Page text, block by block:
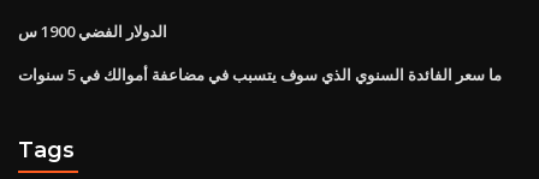
الدولار الفضي 1900 س
ما سعر الفائدة السنوي الذي سوف يتسبب في مضاعفة أموالك في 5 سنوات
Tags